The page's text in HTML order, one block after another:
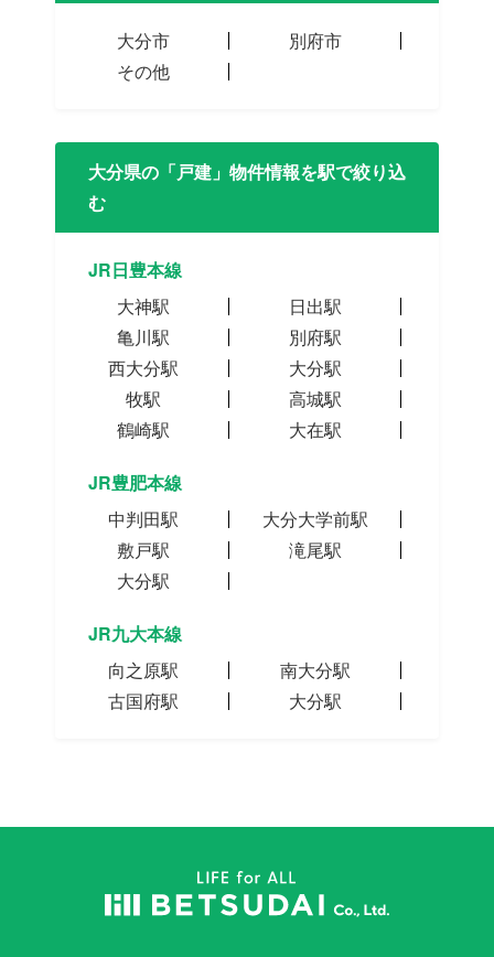
大分市
別府市
その他
大分県の「戸建」物件情報を駅で絞り込
む
JR日豊本線
大神駅
日出駅
亀川駅
別府駅
西大分駅
大分駅
牧駅
高城駅
鶴崎駅
大在駅
JR豊肥本線
中判田駅
大分大学前駅
敷戸駅
滝尾駅
大分駅
JR九大本線
向之原駅
南大分駅
古国府駅
大分駅